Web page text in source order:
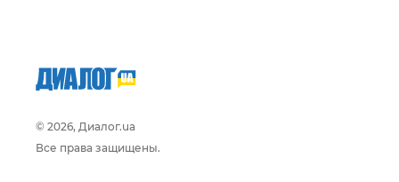
© 2026, Диалог.ua
Все права защищены.